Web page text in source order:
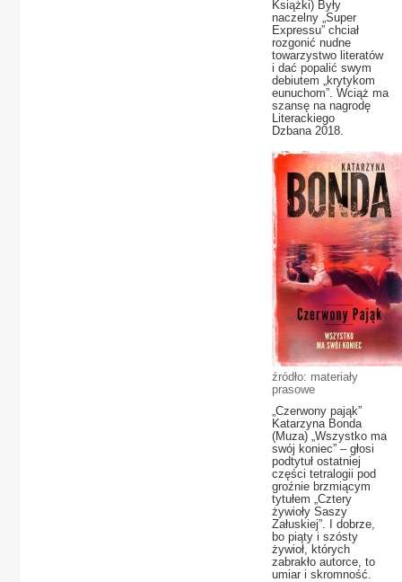
Książki) Były
naczelny „Super
Expressu” chciał
rozgonić nudne
towarzystwo literatów
i dać popalić swym
debiutem „krytykom
eunuchom”. Wciąż ma
szansę na nagrodę
Literackiego
Dzbana 2018.
źródło: materiały
prasowe
„Czerwony pająk”
Katarzyna Bonda
(Muza) „Wszystko ma
swój koniec” – głosi
podtytuł ostatniej
części tetralogii pod
groźnie brzmiącym
tytułem „Cztery
żywioły Saszy
Załuskiej”. I dobrze,
bo piąty i szósty
żywioł, których
zabrakło autorce, to
umiar i skromność.